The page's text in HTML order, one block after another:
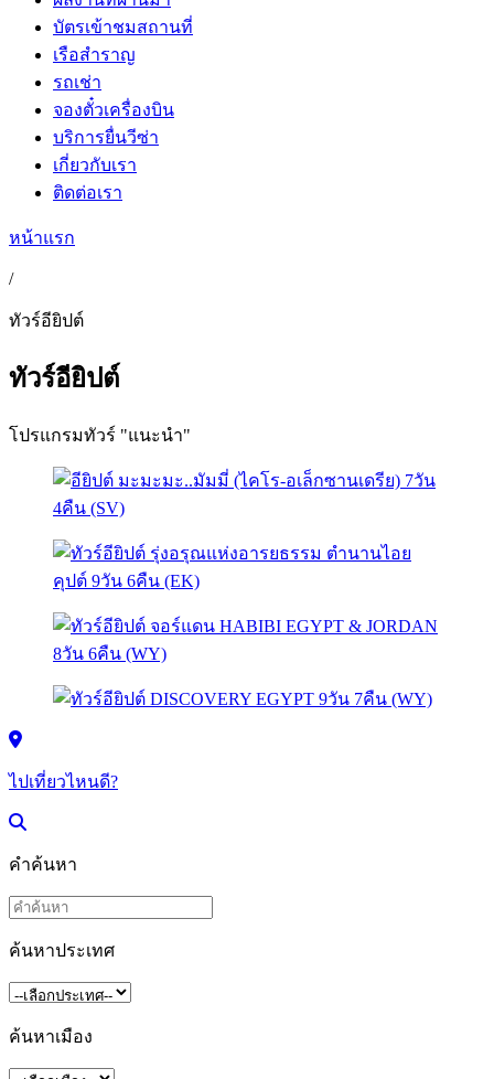
บัตรเข้าชมสถานที่
เรือสำราญ
รถเช่า
จองตั๋วเครื่องบิน
บริการยื่นวีซ่า
เกี่ยวกับเรา
ติดต่อเรา
หน้าแรก
/
ทัวร์อียิปต์
ทัวร์อียิปต์
โปรแกรมทัวร์ "แนะนำ"
ไปเที่ยวไหนดี?
คำค้นหา
ค้นหาประเทศ
ค้นหาเมือง